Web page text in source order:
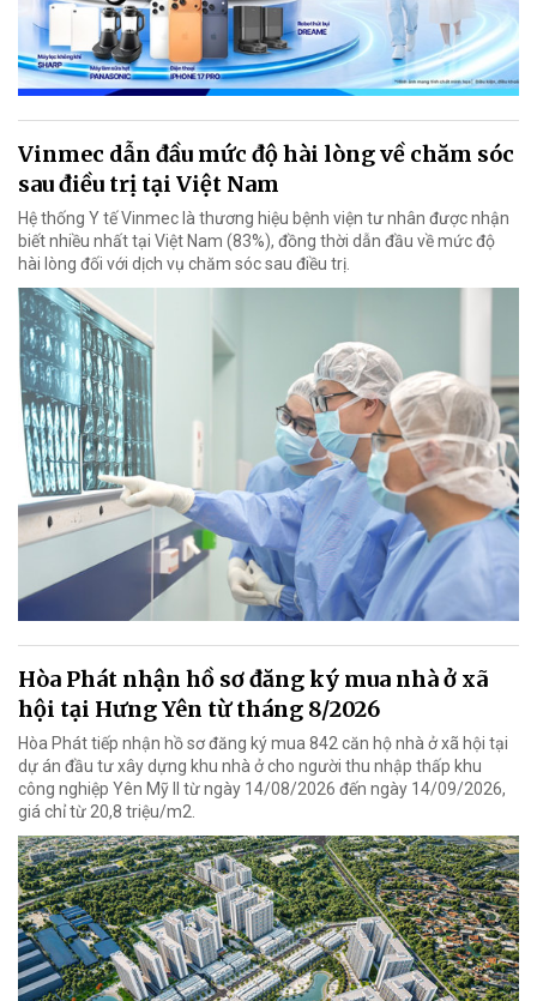
Vinmec dẫn đầu mức độ hài lòng về chăm sóc
sau điều trị tại Việt Nam
Hệ thống Y tế Vinmec là thương hiệu bệnh viện tư nhân được nhận
biết nhiều nhất tại Việt Nam (83%), đồng thời dẫn đầu về mức độ
hài lòng đối với dịch vụ chăm sóc sau điều trị.
Hòa Phát nhận hồ sơ đăng ký mua nhà ở xã
hội tại Hưng Yên từ tháng 8/2026
Hòa Phát tiếp nhận hồ sơ đăng ký mua 842 căn hộ nhà ở xã hội tại
dự án đầu tư xây dựng khu nhà ở cho người thu nhập thấp khu
công nghiệp Yên Mỹ II từ ngày 14/08/2026 đến ngày 14/09/2026,
giá chỉ từ 20,8 triệu/m2.